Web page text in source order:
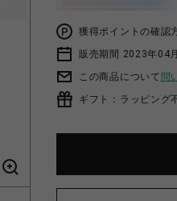
獲得ポイントの確認
販売期間 2023年04
この商品について 問
ギフト：ラッピング